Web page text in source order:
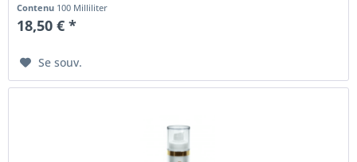
Contenu 100 Milliliter
18,50 € *
Se souv.